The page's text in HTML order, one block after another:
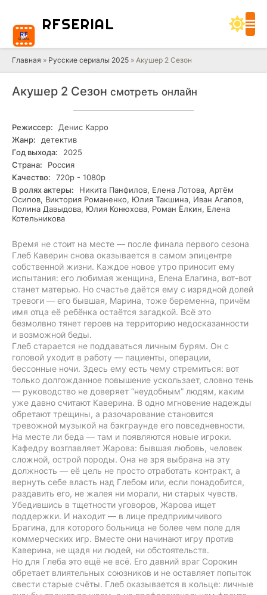
RFSERIAL
Главная » Русские сериалы 2025 » Акушер 2 Сезон
Акушер 2 Сезон смотреть онлайн
Режиссер:
Денис Карро
Жанр:
детектив
Год выхода:
2025
Страна:
Россия
Качество:
720р - 1080р
В ролях актеры:
Никита Панфилов, Елена Лотова, Артём
Осипов, Виктория Романенко, Юлия Такшина, Иван Агапов,
Полина Давыдова, Юлия Конюхова, Роман Ёлкин, Елена
Котельникова
Время не стоит на месте — после финала первого сезона
Глеб Каверин снова оказывается в самом эпицентре
собственной жизни. Каждое новое утро приносит ему
испытания: его любимая женщина, Елена Елагина, вот-вот
станет матерью. Но счастье даётся ему с изрядной долей
тревоги — его бывшая, Марина, тоже беременна, причём
имя отца её ребёнка остаётся загадкой. Всё это
безмолвно тянет героев на территорию недосказанности
и возможной беды.
Глеб старается не поддаваться личным бурям. Он с
головой уходит в работу — пациенты, операции,
бессонные ночи. Здесь ему есть чему стремиться: вот
только долгожданное повышение ускользает, словно тень
— руководство не доверяет “неудобным” людям, каким
уже давно считают Каверина. В одно мгновение надежды
обретают трещины, а разочарование становится
тревожной музыкой на бэкграунде его повседневности.
На месте ли беда — там и появляются новые игроки.
Кафедру возглавляет Жарова: бывшая любовь, человек
сложной, острой породы. Она не зря выбрана на эту
должность — её цель не просто отработать контракт, а
вернуть себе власть над Глебом или, если понадобится,
раздавить его, не жалея ни морали, ни старых чувств.
Убедившись в тщетности уговоров, Жарова ищет
поддержки. И находит — в лице предприимчивого
Брагина, для которого больница не более чем поле для
коммерческих игр. Вместе они начинают игру против
Каверина, не щадя ни людей, ни обстоятельств.
Но для Глеба это ещё не всё. Его давний враг Сорокин
обретает влиятельных союзников и не оставляет попыток
свести старые счёты. Глеб оказывается в кольце: личные